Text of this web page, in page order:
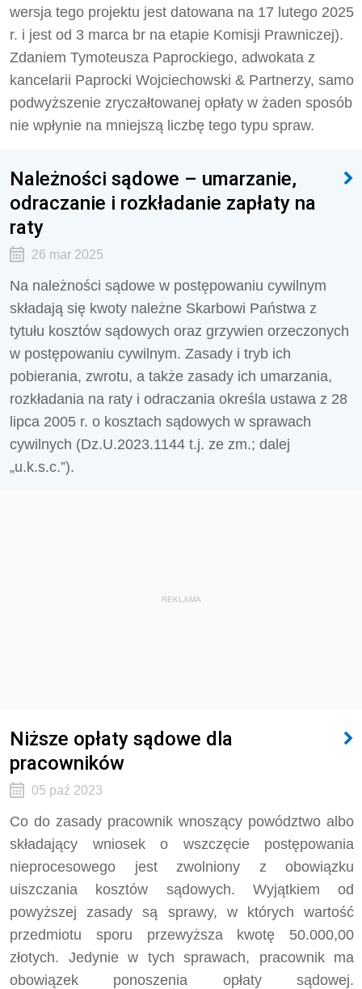
wersja tego projektu jest datowana na 17 lutego 2025
r. i jest od 3 marca br na etapie Komisji Prawniczej).
Zdaniem Tymoteusza Paprockiego, adwokata z
kancelarii Paprocki Wojciechowski & Partnerzy, samo
podwyższenie zryczałtowanej opłaty w żaden sposób
nie wpłynie na mniejszą liczbę tego typu spraw.
Należności sądowe – umarzanie,
odraczanie i rozkładanie zapłaty na
raty
26 mar 2025
Na należności sądowe w postępowaniu cywilnym
składają się kwoty należne Skarbowi Państwa z
tytułu kosztów sądowych oraz grzywien orzeczonych
w postępowaniu cywilnym. Zasady i tryb ich
pobierania, zwrotu, a także zasady ich umarzania,
rozkładania na raty i odraczania określa ustawa z 28
lipca 2005 r. o kosztach sądowych w sprawach
cywilnych (Dz.U.2023.1144 t.j. ze zm.; dalej
„u.k.s.c.”).
REKLAMA
Niższe opłaty sądowe dla
pracowników
05 paź 2023
Co do zasady pracownik wnoszący powództwo albo
składający wniosek o wszczęcie postępowania
nieprocesowego jest zwolniony z obowiązku
uiszczania kosztów sądowych. Wyjątkiem od
powyższej zasady są sprawy, w których wartość
przedmiotu sporu przewyższa kwotę 50.000,00
złotych. Jedynie w tych sprawach, pracownik ma
obowiązek ponoszenia opłaty sądowej.